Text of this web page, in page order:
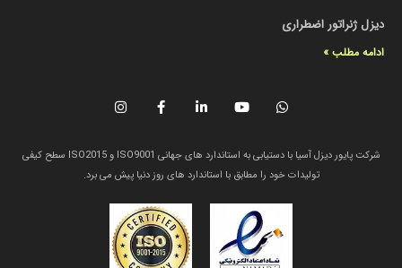
دیزل ژنراتور اضطراری
ادامه مطلب »
شرکت پایور دیزل آسیا با دستیابی به استاندارد های جهانی ISO9001 و ISO2015 سطح کیفی
تولیدات خود را مطابق با استاندارد های روز دنیا پیش می برد.